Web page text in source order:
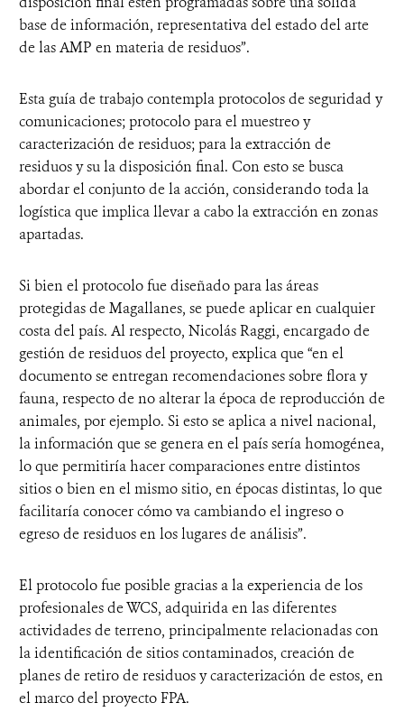
base de información, representativa del estado del arte
de las AMP en materia de residuos”.
Esta guía de trabajo contempla protocolos de seguridad y
comunicaciones; protocolo para el muestreo y
caracterización de residuos; para la extracción de
residuos y su la disposición final. Con esto se busca
abordar el conjunto de la acción, considerando toda la
logística que implica llevar a cabo la extracción en zonas
apartadas.
Si bien el protocolo fue diseñado para las áreas
protegidas de Magallanes, se puede aplicar en cualquier
costa del país. Al respecto, Nicolás Raggi, encargado de
gestión de residuos del proyecto, explica que “en el
documento se entregan recomendaciones sobre flora y
fauna, respecto de no alterar la época de reproducción de
animales, por ejemplo. Si esto se aplica a nivel nacional,
la información que se genera en el país sería homogénea,
lo que permitiría hacer comparaciones entre distintos
sitios o bien en el mismo sitio, en épocas distintas, lo que
facilitaría conocer cómo va cambiando el ingreso o
egreso de residuos en los lugares de análisis”.
El protocolo fue posible gracias a la experiencia de los
profesionales de WCS, adquirida en las diferentes
actividades de terreno, principalmente relacionadas con
la identificación de sitios contaminados, creación de
planes de retiro de residuos y caracterización de estos, en
el marco del proyecto FPA.